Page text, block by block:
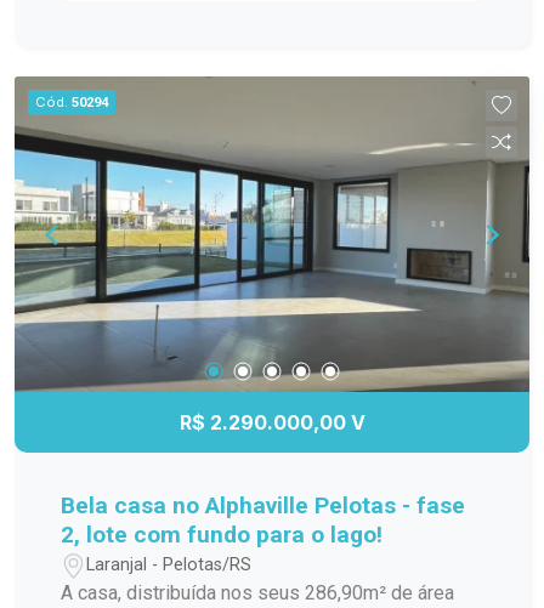
Cód. 50294
R$ 2.290.000,00 V
Bela casa no Alphaville Pelotas - fase
2, lote com fundo para o lago!
Laranjal - Pelotas/RS
A casa, distribuída nos seus 286,90m² de área